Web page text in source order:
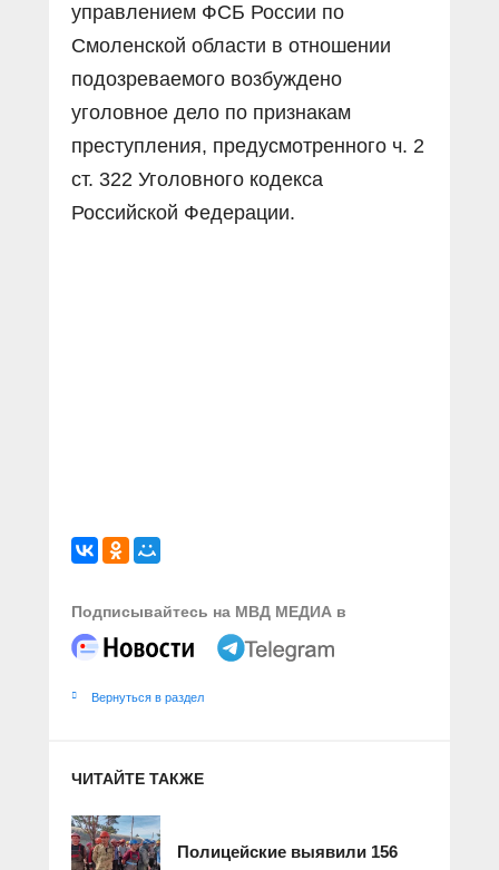
управлением ФСБ России по
Смоленской области в отношении
подозреваемого возбуждено
уголовное дело по признакам
преступления, предусмотренного ч. 2
ст. 322 Уголовного кодекса
Российской Федерации.
Подписывайтесь на МВД МЕДИА в
Вернуться в раздел
ЧИТАЙТЕ ТАКЖЕ
Полицейские выявили 156